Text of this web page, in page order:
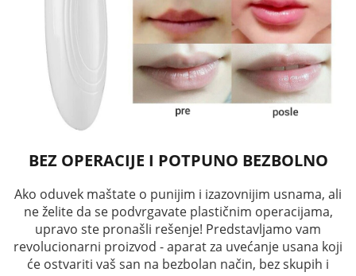
BEZ OPERACIJE I POTPUNO BEZBOLNO
Ako oduvek maštate o punijim i izazovnijim usnama, ali
ne želite da se podvrgavate plastičnim operacijama,
upravo ste pronašli rešenje! Predstavljamo vam
revolucionarni proizvod - aparat za uvećanje usana koji
će ostvariti vaš san na bezbolan način, bez skupih i